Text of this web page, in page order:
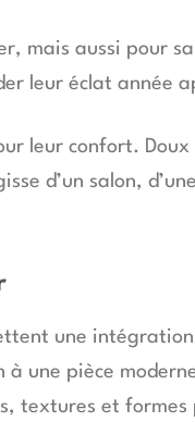
mais aussi pour
leur éclat année
leur confort.
d’un salon,
une
une pièce
textures et formes